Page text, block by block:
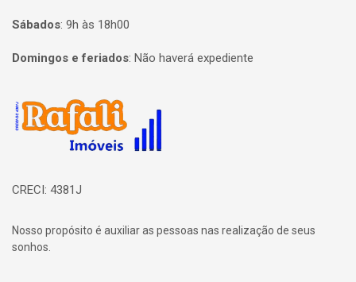
Sábados: 9h às 18h00
Domingos e feriados: Não haverá expediente
Página inicial
CRECI: 4381J
Nosso propósito é auxiliar as pessoas nas realização de seus
sonhos.